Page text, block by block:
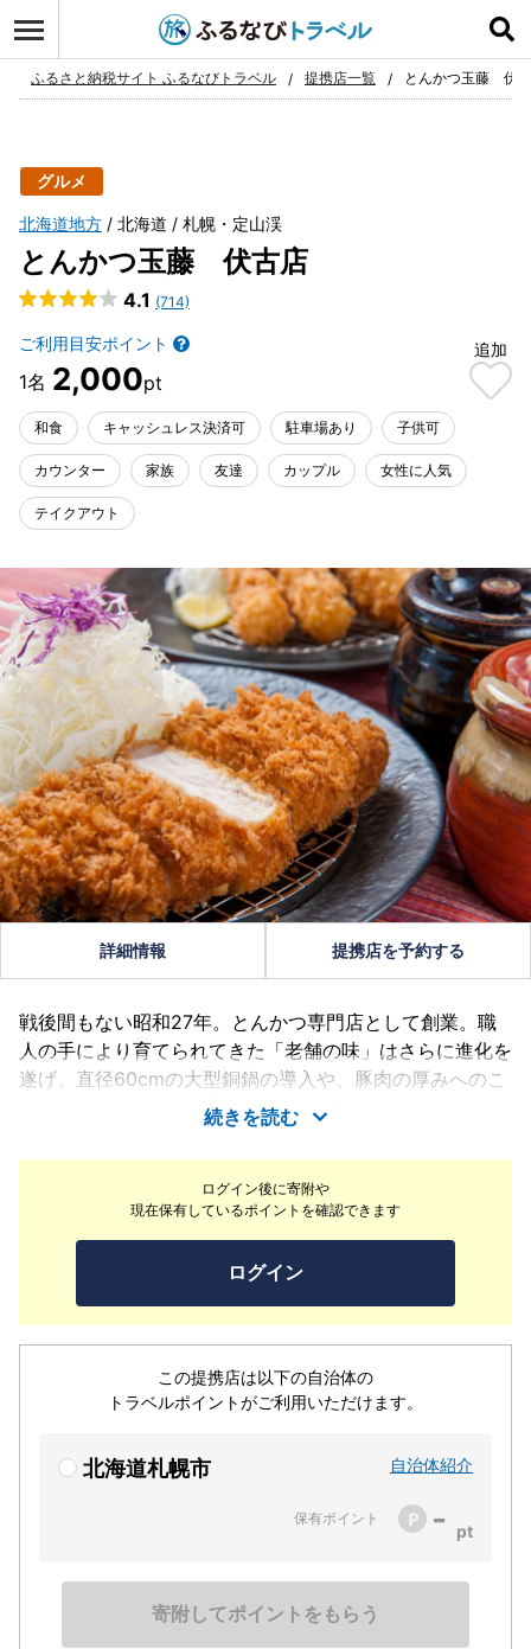
お気に入り
ふるさと納税サイト ふるなびトラベル 提携店一覧 とんかつ玉藤 伏
グルメ
北海道地方 北海道 札幌・定山渓
とんかつ玉藤 伏古店
4.1 (714)
ご利用目安ポイント
2,000
追加
和食 キャッシュレス決済可 駐車場あり 子供可
カウンター 家族 友達 カップル 女性に人気
テイクアウト
ログイン後に寄附や
現在保有しているポイントを確認できます
ログイン
この提携店は以下の自治体の
トラベルポイントがご利用いただけます。
北海道札幌市 自治体紹介
保有ポイント -
寄附してポイントをもらう
詳細情報 提携店を予約する
戦後間もない昭和27年。とんかつ専門店として創業。職
人の手により育てられてきた「老舗の味」はさらに進化を
遂げ、直径60cmの大型銅鍋の導入や、豚肉の厚みへのこ
だわりなど、ここでは書ききれない位たくさんのこだわり
を持ちお客様にとって『うまいとんかつ一筋』を目指して
店づくりをしています。
続きを読む